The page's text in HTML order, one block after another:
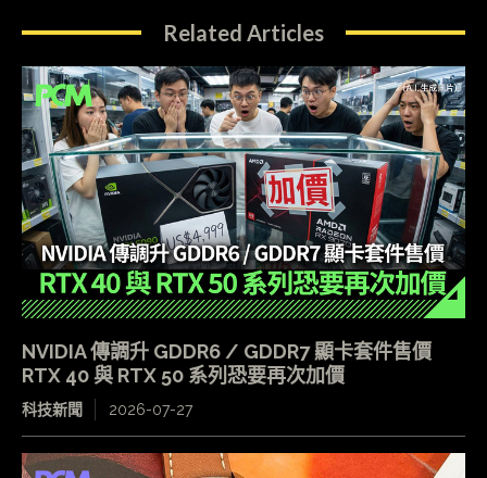
Related Articles
NVIDIA 傳調升 GDDR6 / GDDR7 顯卡套件售價
RTX 40 與 RTX 50 系列恐要再次加價
科技新聞 2026-07-27